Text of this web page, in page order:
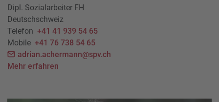
Dipl. Sozialarbeiter FH
Deutschschweiz
Telefon +41 41 939 54 65
Mobile +41 76 738 54 65
adrian.achermann@spv.ch
Mehr erfahren